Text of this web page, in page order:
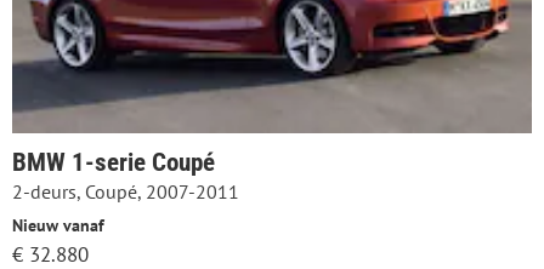
BMW 1-serie Coupé
2-deurs, Coupé, 2007-2011
Nieuw vanaf
€ 32.880